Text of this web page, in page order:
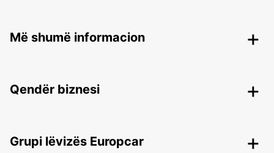
Më shumë informacion
Qendër biznesi
Grupi lëvizës Europcar